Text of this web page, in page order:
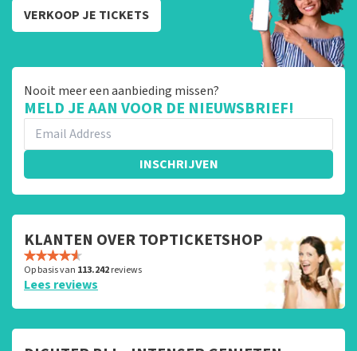
VERKOOP JE TICKETS
Nooit meer een aanbieding missen?
MELD JE AAN VOOR DE NIEUWSBRIEF!
INSCHRIJVEN
KLANTEN OVER TOPTICKETSHOP
Op basis van 113.242reviews
Lees reviews